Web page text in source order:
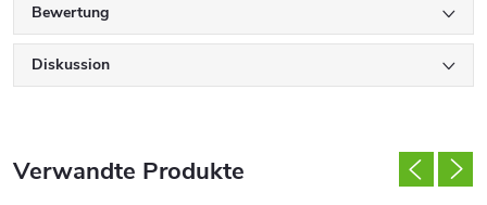
Bewertung
Diskussion
Verwandte Produkte